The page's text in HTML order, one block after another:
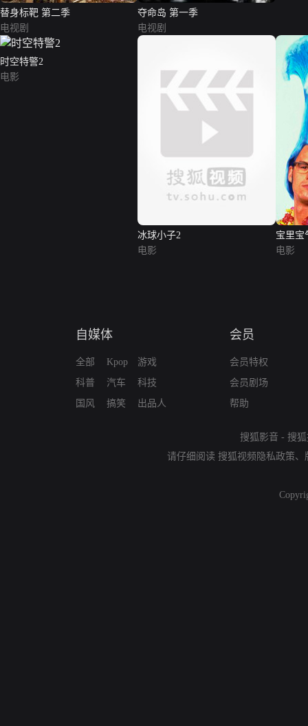
替身标靶 第二季
电视剧
夺命岛 第一季
电视剧
时空特警2
电影
冰球小子2
电影
宝里宝
电影
自媒体
全部
科普
国风
Kpop
汽车
搞笑
游戏
科技
出品人
会员
会员特权
会员剧场
帮助
搜狐影音 - 搜
请仔细阅读 搜狐视频隐私政策、